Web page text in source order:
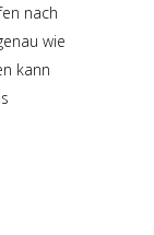
nach
wie
kann